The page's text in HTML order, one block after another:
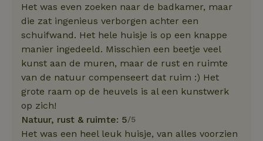
Het was even zoeken naar de badkamer, maar
die zat ingenieus verborgen achter een
schuifwand. Het hele huisje is op een knappe
manier ingedeeld. Misschien een beetje veel
kunst aan de muren, maar de rust en ruimte
van de natuur compenseert dat ruim :) Het
grote raam op de heuvels is al een kunstwerk
op zich!
Natuur, rust & ruimte: 5/5
Het was een heel leuk huisje, van alles voorzien